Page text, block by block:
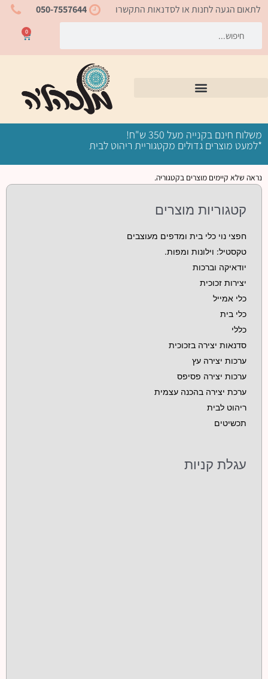
דילוג
050-7557644 לתאום הגעה לחנות או לסדנאות התקשרו
0
עגלת
קניות
משלוח חינם בקנייה מעל 350 ש"ח!
*למעט מוצרים גדולים מקטגוריית ריהוט לבית
נראה שלא קיימים מוצרים בקטגוריה.
קטגוריות מוצרים
חפצי נוי כלי בית ומדפים מעוצבים
טקסטיל: וילונות ומפות.
יודאיקה וברכות
יצירות זכוכית
כלי אמייל
כלי בית
כללי
סדנאות יצירה בזכוכית
ערכות יצירה עץ
ערכות יצירה פסיפס
ערכת יצירה בהכנה עצמית
ריהוט לבית
תכשיטים
עגלת קניות